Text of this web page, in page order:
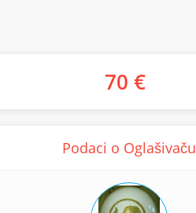
70 €
Podaci o Oglašivaču